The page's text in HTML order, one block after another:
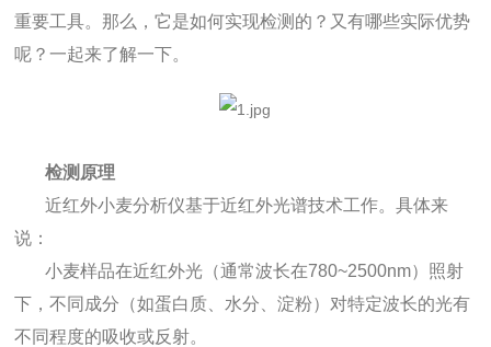
重要工具。那么，它是如何实现检测的？又有哪些实际优势
呢？一起来了解一下。
检测原理
近红外小麦分析仪基于近红外光谱技术工作。具体来
说：
小麦样品在近红外光（通常波长在780~2500nm）照射
下，不同成分（如蛋白质、水分、淀粉）对特定波长的光有
不同程度的吸收或反射。